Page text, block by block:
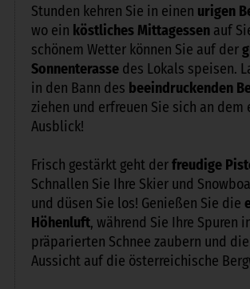
Stunden kehren Sie in einen urigen
wo ein köstliches Mittagessen auf
schönem Wetter können Sie auf der
Sonnenterasse des Lokals speisen.
in den Bann des beeindruckenden
ziehen und erfreuen Sie sich an dem
Ausblick!
Frisch gestärkt geht derfreudige
Schnallen Sie Ihre Skier und
und düsen Sie los! Genießen Sie die
Höhenluft, während Sie Ihre Spuren
präparierten Schnee zaubern und
Aussicht auf die österreichische